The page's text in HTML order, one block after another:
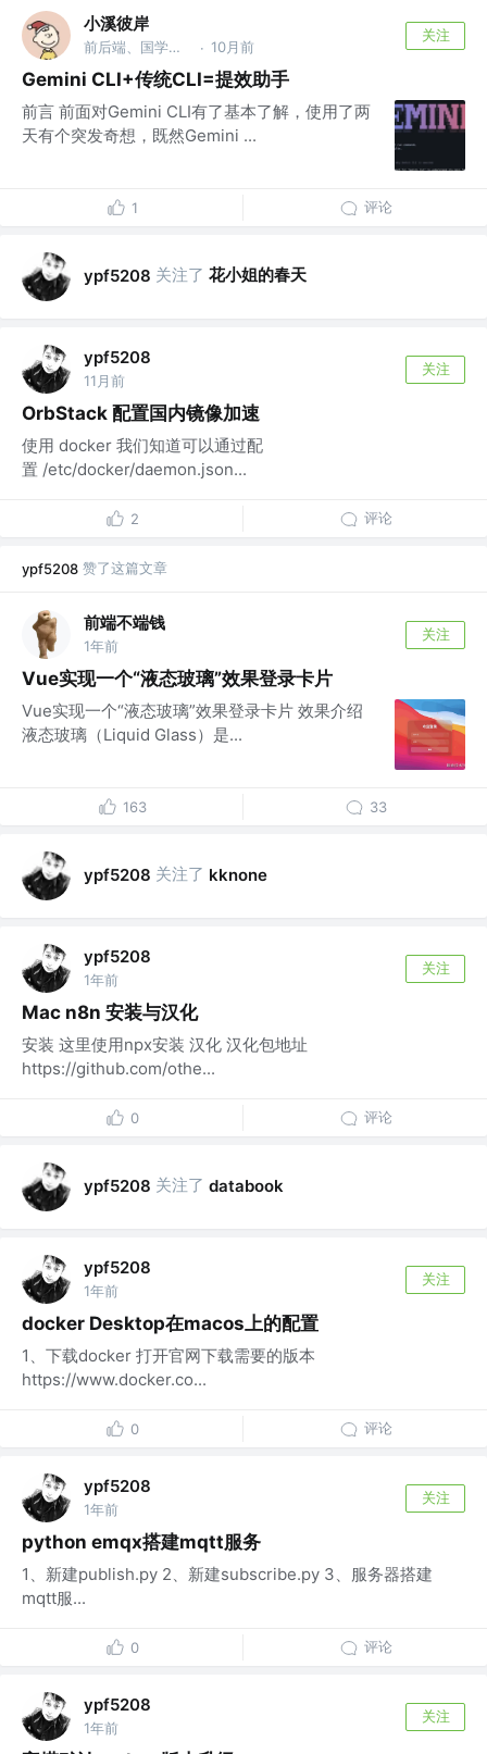
小溪彼岸
前后端、国学爱好者 · 10月前
关注
Gemini CLI+传统CLI=提效助手
前言 前面对Gemini CLI有了基本了解，使用了两
天有个突发奇想，既然Gemini ...
1 评论
ypf5208 关注了 花小姐的春天
ypf5208
11月前
关注
OrbStack 配置国内镜像加速
使用 docker 我们知道可以通过配
置 /etc/docker/daemon.json...
2 评论
ypf5208 赞了这篇文章
前端不端钱
1年前
关注
Vue实现一个“液态玻璃”效果登录卡片
Vue实现一个“液态玻璃”效果登录卡片 效果介绍
液态玻璃（Liquid Glass）是...
163 33
ypf5208 关注了 kknone
ypf5208
1年前
关注
Mac n8n 安装与汉化
安装 这里使用npx安装 汉化 汉化包地址
https://github.com/othe...
0 评论
ypf5208 关注了 databook
ypf5208
1年前
关注
docker Desktop在macos上的配置
1、下载docker 打开官网下载需要的版本
https://www.docker.co...
0 评论
ypf5208
1年前
关注
python emqx搭建mqtt服务
1、新建publish.py 2、新建subscribe.py 3、服务器搭建
mqtt服...
0 评论
ypf5208
1年前
关注